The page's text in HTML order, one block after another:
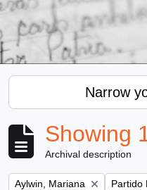
Narrow
Showing
Archival description
Remove filter:
Aylwin, Mariana
Partido